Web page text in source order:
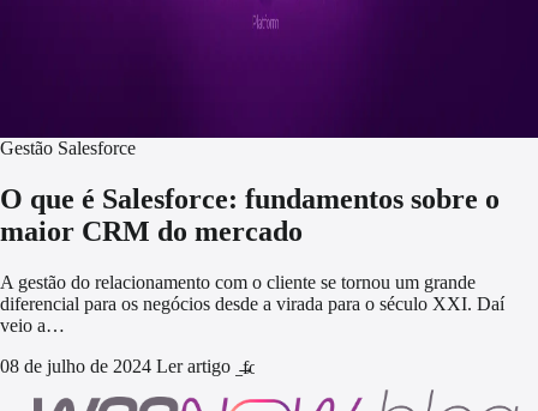
Gestão Salesforce
O que é Salesforce: fundamentos sobre o
maior CRM do mercado
A gestão do relacionamento com o cliente se tornou um grande
diferencial para os negócios desde a virada para o século XXI. Daí
veio a…
08 de julho de 2024 Ler artigo
arrow_forward